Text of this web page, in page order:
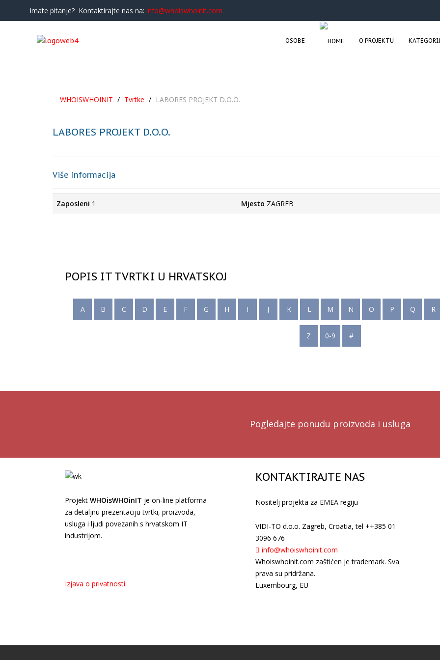
Imate pitanje? Kontaktirajte nas na: info@whoiswhoinit.com
OSOBE O PROJEKTU
WHOISWHOINIT / Tvrtke / LABORES PROJEKT D.O.O.
LABORES PROJEKT D.O.O.
Više informacija
Zaposleni 1 Mjesto ZAGREB
POPIS IT TVRTKI U HRVATSKOJ
A B C D E F G H I J K L M N O P Q R
Z 0-9 #
Pogledajte ponudu proizvoda i usluga
Projekt WHOisWHOinIT je on-line platforma
za detaljnu prezentaciju tvrtki, proizvoda,
usluga i ljudi povezanih s hrvatskom IT
industrijom.
Izjava o privatnosti
KONTAKTIRAJTE NAS
Nositelj projekta za EMEA regiju
VIDI-TO d.o.o. Zagreb, Croatia, tel ++385 01
3096 676
info@whoiswhoinit.com
Whoiswhoinit.com zaštićen je trademark. Sva
prava su pridržana.
Luxembourg, EU